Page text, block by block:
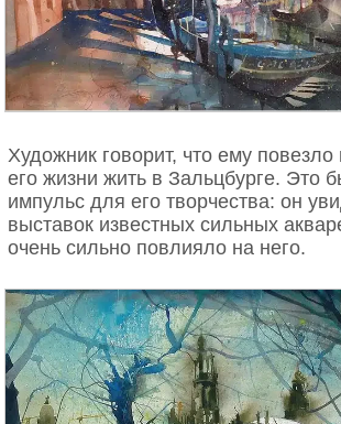
Художник говорит, что ему повезло
его жизни жить в Зальцбурге. Это
импульс для его творчества: он
выставок известных сильных
очень сильно повлияло на него.